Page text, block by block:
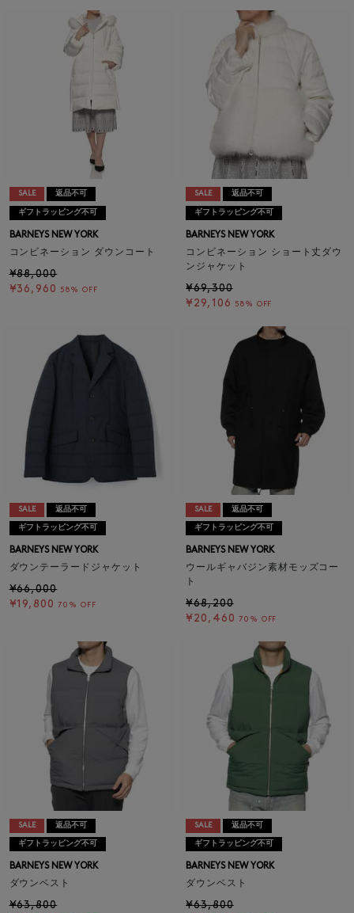
SALE 返品不可
ギフトラッピング不可
BARNEYS NEW YORK
コンビネーション ダウンコート
¥88,000
¥36,960
58% OFF
SALE 返品不可
ギフトラッピング不可
BARNEYS NEW YORK
コンビネーション ショート丈ダウ
ンジャケット
¥69,300
¥29,106
58% OFF
SALE 返品不可
ギフトラッピング不可
BARNEYS NEW YORK
ダウンテーラードジャケット
¥66,000
¥19,800 70% OFF
SALE 返品不可
ギフトラッピング不可
BARNEYS NEW YORK
ウールギャバジン素材モッズコー
ト
¥68,200
¥20,460 70% OFF
SALE 返品不可
ギフトラッピング不可
BARNEYS NEW YORK
ダウンベスト
¥63,800
SALE 返品不可
ギフトラッピング不可
BARNEYS NEW YORK
ダウンベスト
¥63,800